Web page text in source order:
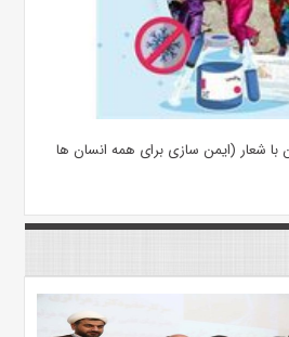
با شعار (ایمن سازی برای همه انسان ها